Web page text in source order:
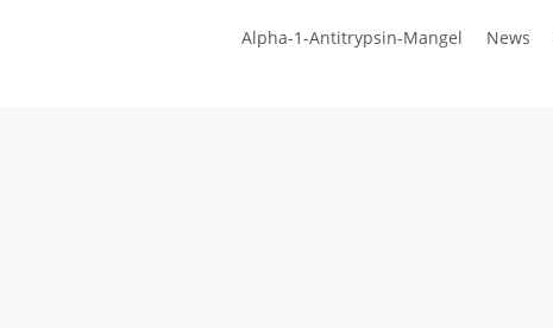
Alpha-1-Antitrypsin-Mangel News